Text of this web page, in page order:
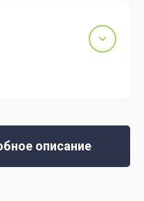
описание